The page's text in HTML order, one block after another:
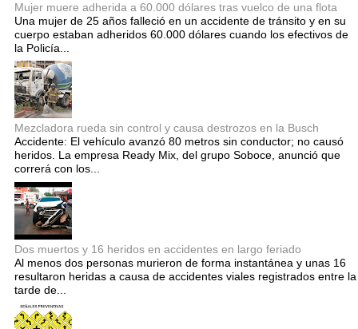
Mujer muere adherida a 60.000 dólares tras vuelco de una flota
Una mujer de 25 años falleció en un accidente de tránsito y en su
cuerpo estaban adheridos 60.000 dólares cuando los efectivos de
la Policía...
Mezcladora rueda sin control y causa destrozos en la Busch
Accidente: El vehículo avanzó 80 metros sin conductor; no causó
heridos. La empresa Ready Mix, del grupo Soboce, anunció que
correrá con los...
Dos muertos y 16 heridos en accidentes en largo feriado
Al menos dos personas murieron de forma instantánea y unas 16
resultaron heridas a causa de accidentes viales registrados entre la
tarde de...